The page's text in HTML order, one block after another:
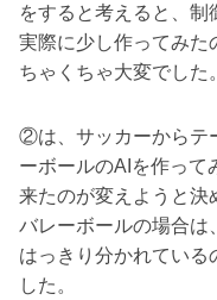
をすると考えると、制
実際に少し作ってみた
ちゃくちゃ大変でした。
②は、サッカーからテ
ーボールのAIを作って
来たのが変えようと決
バレーボールの場合は
はっきり分かれている
した。